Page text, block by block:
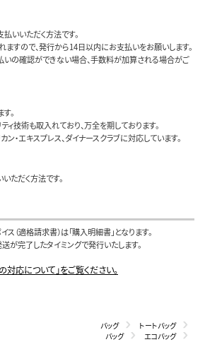
いいただく方法です。
すので、発行から14日以内にお支払いをお願いします。
の確認ができない場合、手数料が加算される場合がご
。
技術も取入れており、万全を期しております。
ン・エキスプレス、ダイナースクラブに対応しています。
ただく方法です。
（適格請求書）は「購入明細書」となります。
が完了したタイミングで発行いたします。
応について」をご覧ください。
バッグ
トートバッグ
バッグ
エコバッグ